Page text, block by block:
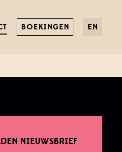
BOEKINGEN EN
NIEUWSBRIEF